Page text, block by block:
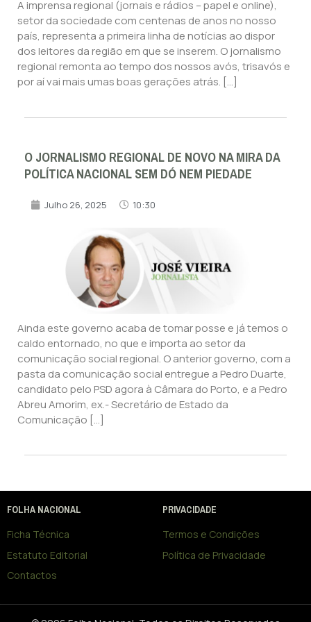
A imprensa regional (jornais e rádios – papel e online),
setor da sociedade com centenas de anos no nosso
país, representa a primeira linha de notícias ao dispor
dos leitores da região em que se inserem. O jornalismo
regional remonta ao tempo dos nossos avós, trisavós e
por aí vai mais umas boas gerações atrás. […]
O JORNALISMO REGIONAL DE NOVO NA MIRA DA
POLÍTICA NACIONAL SEM DÓ NEM PIEDADE
Julho 26, 2025 10:30
Ainda este governo acaba de tomar posse e já temos o
caldo entornado, no que e importa ao setor da
comunicação social regional. O anterior governo, com a
pasta da comunicação social entregue a Pedro Duarte,
candidato pelo PSD agora à Câmara do Porto, e a Pedro
Abreu Amorim, ex.- Secretário de Estado da
Comunicação […]
FOLHA NACIONAL
Ficha Técnica
Estatuto Editorial
Contactos
PRIVACIDADE
Termos e Condições
Política de Privacidade